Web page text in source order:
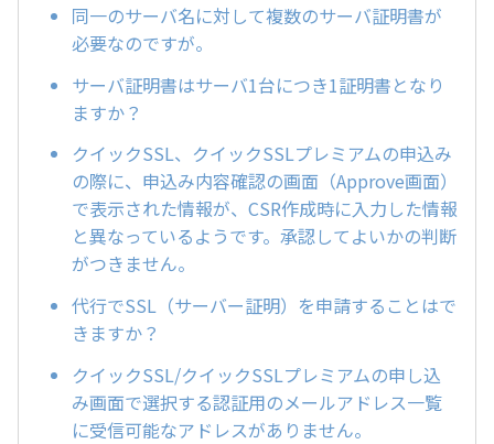
同一のサーバ名に対して複数のサーバ証明書が
必要なのですが。
サーバ証明書はサーバ1台につき1証明書となり
ますか？
クイックSSL、クイックSSLプレミアムの申込み
の際に、申込み内容確認の画面（Approve画面）
で表示された情報が、CSR作成時に入力した情報
と異なっているようです。承認してよいかの判断
がつきません。
代行でSSL（サーバー証明）を申請することはで
きますか？
クイックSSL/クイックSSLプレミアムの申し込
み画面で選択する認証用のメールアドレス一覧
に受信可能なアドレスがありません。